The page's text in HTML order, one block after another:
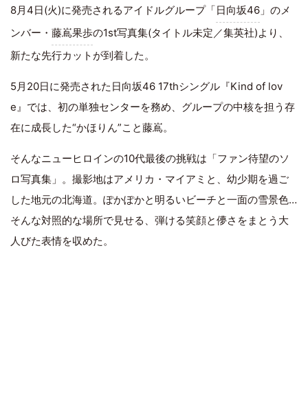
8月4日(火)に発売されるアイドルグループ「日向坂46 」のメ
ンバー・ 藤嶌果歩の1st写真集(タイトル未定／集英社)より、
新たな先行カットが到着した。
5月20日に発売された日向坂46 17thシングル『Kind of lov
e』では、初の単独センターを務め、グループの中核を担う存
在に成長した“かほりん”こと藤嶌。
そんなニューヒロインの10代最後の挑戦は「ファン待望のソ
ロ写真集」。撮影地はアメリカ・マイアミと、幼少期を過ご
した地元の北海道。ぽかぽかと明るいビーチと一面の雪景色…
そんな対照的な場所で見せる、弾ける笑顔と儚さをまとう大
人びた表情を収めた。